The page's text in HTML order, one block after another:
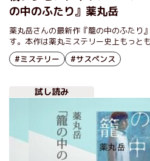
の中のふたり』薬丸岳
薬丸岳さんの最新作『籠の中のふたり
す。本作は薬丸ミステリー史上もっと
士が人殺しの罪を背負う従兄弟と暮ら
を乗り越えて本当の友達になろうとす
#ミステリー #サスペンス
試し読み